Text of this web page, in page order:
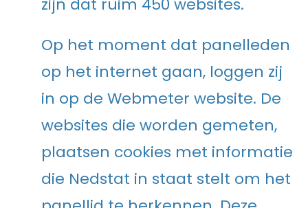
zijn dat ruim 450 websites.
Op het moment dat panelleden
op het internet gaan, loggen zij
in op de Webmeter website. De
websites die worden gemeten,
plaatsen cookies met informatie
die Nedstat in staat stelt om het